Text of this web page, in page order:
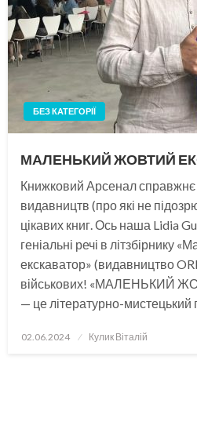
БЕЗ КАТЕГОРІЇ
МАЛЕНЬКИЙ ЖОВТИЙ
Книжковий Арсенал справжнє
видавництв (про які не
цікавих книг. Ось наша Lidia
геніальні речі в літзбірнику
екскаватор» (видавництво
військових! «МАЛЕНЬКИЙ
— це літературно-мистецький
Опубліковано
02.06.2024 Кулик Віталій